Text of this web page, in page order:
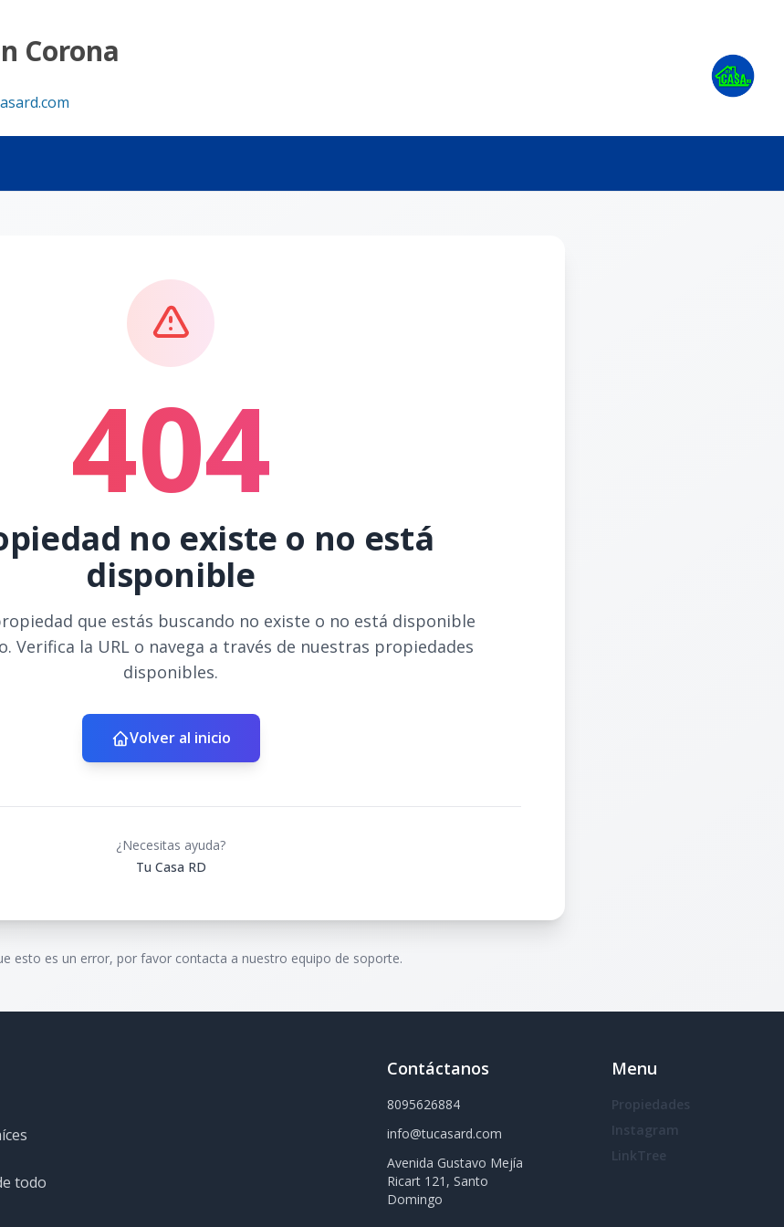
Corona
404
no existe o no está
disponible
que estás buscando no existe o no está disponible
Verifica la URL o navega a través de nuestras propiedades
disponibles.
Volver al inicio
¿Necesitas ayuda?
Tu Casa RD
esto es un error, por favor contacta a nuestro equipo de soporte.
todo
Contáctanos
8095626884
info@tucasard.com
Avenida Gustavo Mejía
Ricart 121, Santo
Domingo
Menu
Propiedades
Instagram
LinkTree